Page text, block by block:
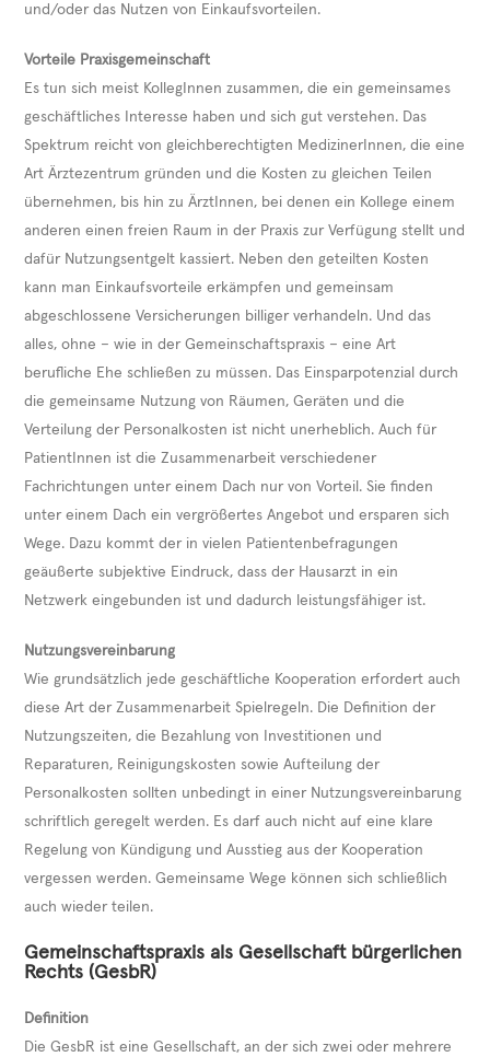
und/oder das Nutzen von Einkaufsvorteilen.
Vorteile Praxisgemeinschaft
Es tun sich meist KollegInnen zusammen, die ein gemeinsames
geschäftliches Interesse haben und sich gut verstehen. Das
Spektrum reicht von gleichberechtigten MedizinerInnen, die eine
Art Ärztezentrum gründen und die Kosten zu gleichen Teilen
übernehmen, bis hin zu ÄrztInnen, bei denen ein Kollege einem
anderen einen freien Raum in der Praxis zur Verfügung stellt und
dafür Nutzungsentgelt kassiert. Neben den geteilten Kosten
kann man Einkaufsvorteile erkämpfen und gemeinsam
abgeschlossene Versicherungen billiger verhandeln. Und das
alles, ohne – wie in der Gemeinschaftspraxis – eine Art
berufliche Ehe schließen zu müssen. Das Einsparpotenzial durch
die gemeinsame Nutzung von Räumen, Geräten und die
Verteilung der Personalkosten ist nicht unerheblich. Auch für
PatientInnen ist die Zusammenarbeit verschiedener
Fachrichtungen unter einem Dach nur von Vorteil. Sie finden
unter einem Dach ein vergrößertes Angebot und ersparen sich
Wege. Dazu kommt der in vielen Patientenbefragungen
geäußerte subjektive Eindruck, dass der Hausarzt in ein
Netzwerk eingebunden ist und dadurch leistungsfähiger ist.
Nutzungsvereinbarung
Wie grundsätzlich jede geschäftliche Kooperation erfordert auch
diese Art der Zusammenarbeit Spielregeln. Die Definition der
Nutzungszeiten, die Bezahlung von Investitionen und
Reparaturen, Reinigungskosten sowie Aufteilung der
Personalkosten sollten unbedingt in einer Nutzungsvereinbarung
schriftlich geregelt werden. Es darf auch nicht auf eine klare
Regelung von Kündigung und Ausstieg aus der Kooperation
vergessen werden. Gemeinsame Wege können sich schließlich
auch wieder teilen.
Gemeinschaftspraxis als Gesellschaft bürgerlichen
Rechts (GesbR)
Definition
Die GesbR ist eine Gesellschaft, an der sich zwei oder mehrere